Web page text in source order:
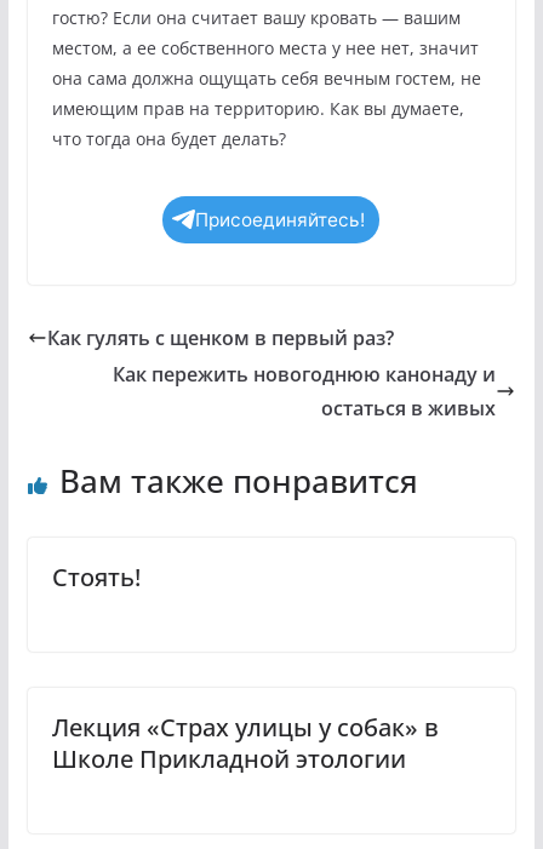
гостю? Если она считает вашу кровать — вашим
местом, а ее собственного места у нее нет, значит
она сама должна ощущать себя вечным гостем, не
имеющим прав на территорию. Как вы думаете,
что тогда она будет делать?
Присоединяйтесь!
Как гулять с щенком в первый раз?
Как пережить новогоднюю канонаду и
остаться в живых
Вам также понравится
Стоять!
Лекция «Страх улицы у собак» в
Школе Прикладной этологии